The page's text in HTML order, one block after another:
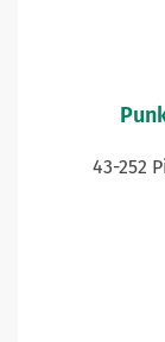
43-252